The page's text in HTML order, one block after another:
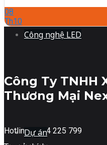
Công nghệ LED
Dự án
08
Th10
Công Ty TNHH
Thương Mại
Hotline: 0904 225 799